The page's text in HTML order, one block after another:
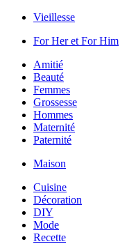
Vieillesse
For Her et For Him
Amitié
Beauté
Femmes
Grossesse
Hommes
Maternité
Paternité
Maison
Cuisine
Décoration
DIY
Mode
Recette